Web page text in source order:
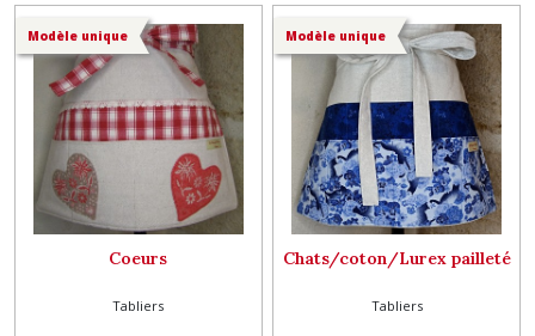
Modèle unique
Coeurs
Tabliers
Modèle unique
Chats/coton/Lurex pailleté
Tabliers